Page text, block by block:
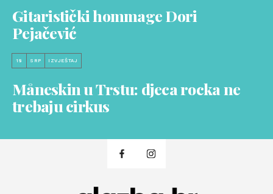
Gitaristički hommage Dori
Pejačević
18 SRP IZVJEŠTAJ
Måneskin u Trstu: djeca rocka ne
trebaju cirkus